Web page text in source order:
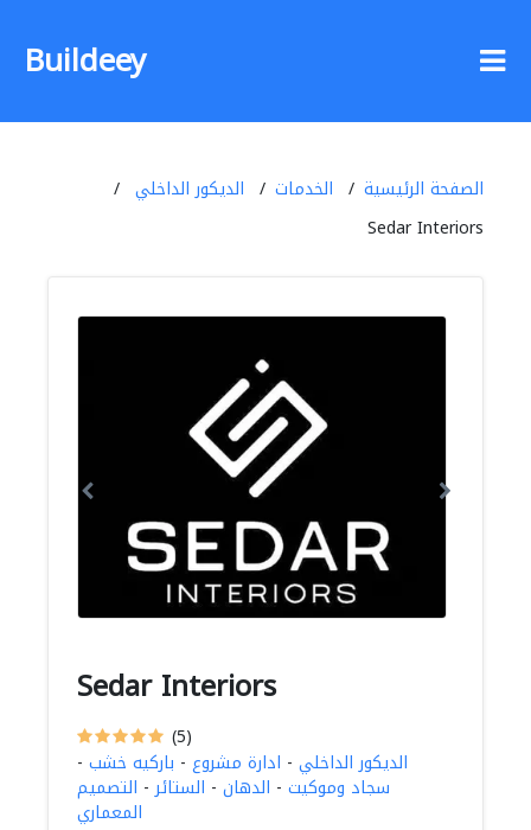
Buildeey
الصفحة الرئيسية الخدمات
الديكور الداخلي
Sedar Interiors
Sedar Interiors
(5)
الديكور الداخلي - ادارة مشروع - باركيه خشب -
سجاد وموكيت - الدهان - الستائر- التصميم
المعماري